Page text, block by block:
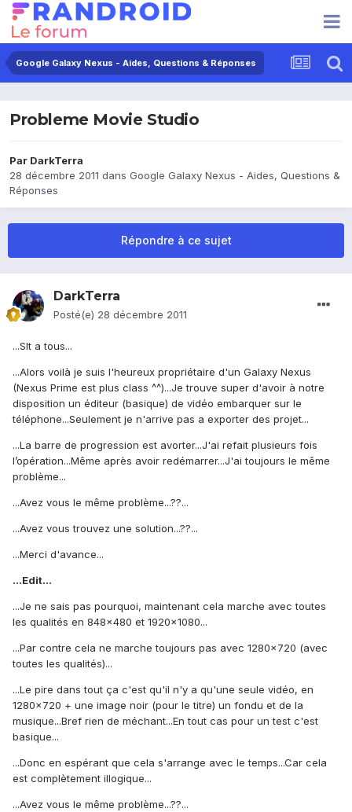
Google Galaxy Nexus - Aides, Questions & Réponses
Probleme Movie Studio
Par DarkTerra
28 décembre 2011 dans Google Galaxy Nexus - Aides, Questions &
Réponses
Répondre à ce sujet
DarkTerra
Posté(e) 28 décembre 2011
...Slt a tous...
...Alors voilà je suis l'heureux propriétaire d'un Galaxy Nexus
(Nexus Prime est plus class ^^)...Je trouve super d'avoir à notre
disposition un éditeur (basique) de vidéo embarquer sur le
téléphone...Seulement je n'arrive pas a exporter des projet...
...La barre de progression est avorter...J'ai refait plusieurs fois
l’opération...Même après avoir redémarrer...J'ai toujours le même
problème...
...Avez vous le même problème...??...
...Avez vous trouvez une solution...??...
...Merci d'avance...
...Edit...
...Je ne sais pas pourquoi, maintenant cela marche avec toutes
les qualités en 848x480 et 1920x1080...
...Par contre cela ne marche toujours pas avec 1280x720 (avec
toutes les qualités)...
...Le pire dans tout ça c'est qu'il n'y a qu'une seule vidéo, en
1280x720 + une image noir (pour le titre) un fondu et de la
musique...Bref rien de méchant...En tout cas pour un test c'est
basique...
...Donc en espérant que cela s'arrange avec le temps...Car cela
est complètement illogique...
...Avez vous le même problème...??...